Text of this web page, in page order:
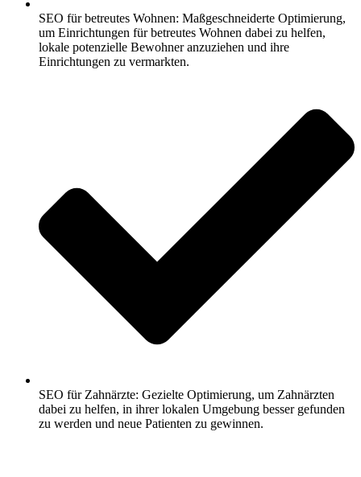
SEO für betreutes Wohnen: Maßgeschneiderte Optimierung,
um Einrichtungen für betreutes Wohnen dabei zu helfen,
lokale potenzielle Bewohner anzuziehen und ihre
Einrichtungen zu vermarkten.
SEO für Zahnärzte: Gezielte Optimierung, um Zahnärzten
dabei zu helfen, in ihrer lokalen Umgebung besser gefunden
zu werden und neue Patienten zu gewinnen.